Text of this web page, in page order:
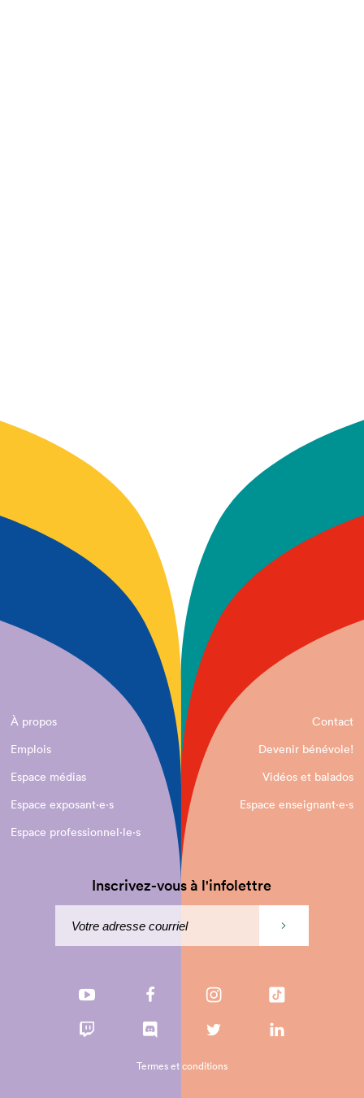
À propos
Contact
Emplois
Devenir bénévole!
Espace médias
Vidéos et balados
Espace exposant·e⋅s
Espace enseignant·e⋅s
Espace professionnel·le⋅s
Inscrivez-vous à l'infolettre
Termes et conditions